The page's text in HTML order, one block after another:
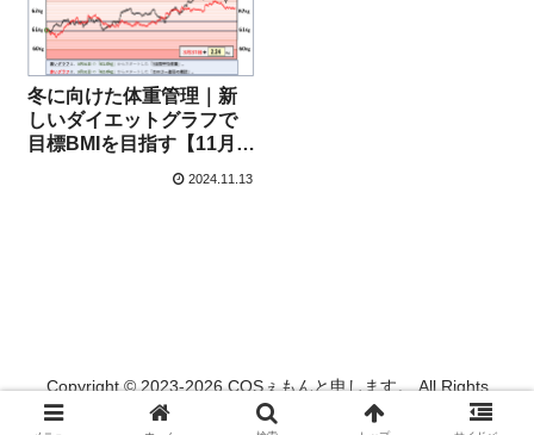
冬に向けた体重管理｜新
しいダイエットグラフで
目標BMIを目指す【11月
2024.11.13
Copyright © 2023-2026 COSぇもんと申します。 All Rights
Reserved.